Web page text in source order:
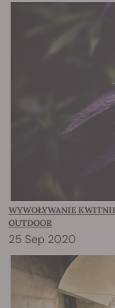
WYWOŁYWANIE
OUTDOOR
25 Sep 2020